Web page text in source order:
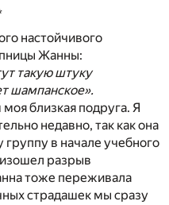
настойчивого
Жанны:
такую штуку
шампанское».
близкая подруга. Я
недавно, так как она
в начале учебного
разрыв
тоже переживала
страдашек мы сразу